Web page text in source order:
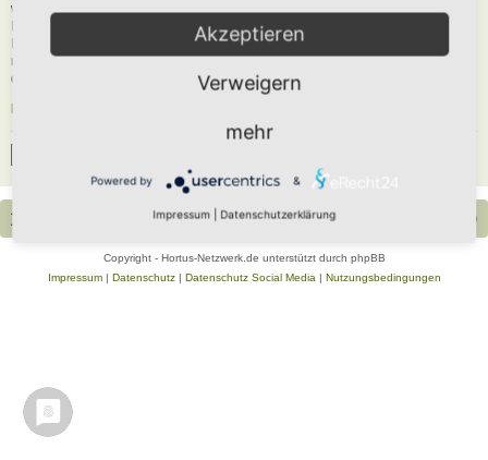
weitere Funktionen zuzugreifen. Die Board-Administration kann registrierten
Benutzern auch zusätzliche Berechtigungen zuweisen. Beachte bitte unsere
Nutzungsbedingungen und die verwandten Regelungen, bevor du dich
registrierst. Bitte beachte auch die jeweiligen Forenregeln, wenn du dich in
diesem Board bewegst.
Foren-Übersicht Alle Zeiten sind UTC+02:00
Copyright - Hortus-Netzwerk.de unterstützt durch phpBB
Impressum| Datenschutz| Datenschutz Social Media Nutzungsbedingungen
Akzeptieren
Verweigern
mehr
Powered by &
Impressum Datenschutzerklärung